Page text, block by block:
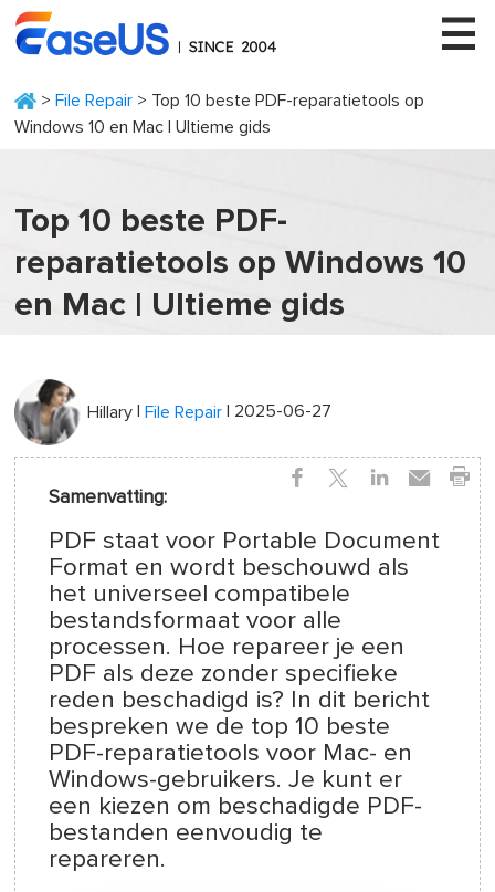
> File Repair > Top 10 beste PDF-reparatietools op
Windows 10 en Mac | Ultieme gids
Top 10 beste PDF-
reparatietools op Windows 10
en Mac | Ultieme gids
Hillary |File Repair | 2025-06-27
Samenvatting:
PDF staat voor Portable Document
Format en wordt beschouwd als
het universeel compatibele
bestandsformaat voor alle
processen. Hoe repareer je een
PDF als deze zonder specifieke
reden beschadigd is? In dit bericht
bespreken we de top 10 beste
PDF-reparatietools voor Mac- en
Windows-gebruikers. Je kunt er
een kiezen om beschadigde PDF-
bestanden eenvoudig te
repareren.